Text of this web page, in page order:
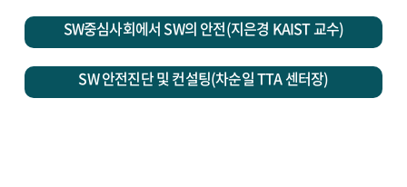
SW중심사회에서 SW의 안전(지은경 KAIST 교수)
SW 안전진단 및 컨설팅(차순일 TTA 센터장)